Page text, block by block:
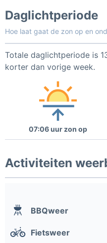
Daglichtperiode
Hoe laat gaat de zon op en
Totale daglichtperiode is
korter dan vorige week.
07:06 uur zon op
Activiteiten
BBQweer
Fietsweer